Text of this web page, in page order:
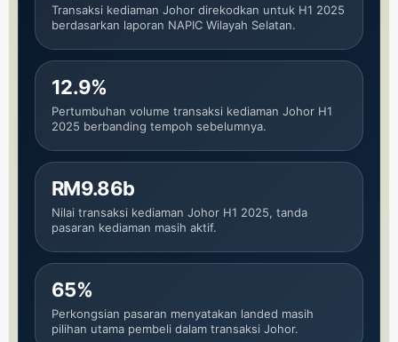
Transaksi kediaman Johor direkodkan untuk H1 2025
berdasarkan laporan NAPIC Wilayah Selatan.
12.9%
Pertumbuhan volume transaksi kediaman Johor H1
2025 berbanding tempoh sebelumnya.
RM9.86b
Nilai transaksi kediaman Johor H1 2025, tanda
pasaran kediaman masih aktif.
65%
Perkongsian pasaran menyatakan landed masih
pilihan utama pembeli dalam transaksi Johor.